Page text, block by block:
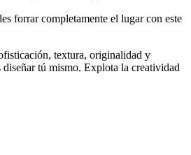
forrar completamente el lugar con este
textura, originalidad y
diseñar tú mismo. Explota la creatividad